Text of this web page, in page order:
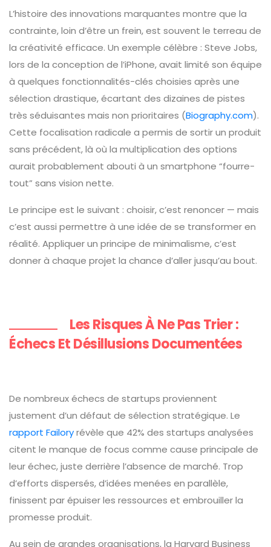
L’histoire des innovations marquantes montre que la
contrainte, loin d’être un frein, est souvent le terreau de
la créativité efficace. Un exemple célèbre : Steve Jobs,
lors de la conception de l’iPhone, avait limité son équipe
à quelques fonctionnalités-clés choisies après une
sélection drastique, écartant des dizaines de pistes
très séduisantes mais non prioritaires (Biography.com).
Cette focalisation radicale a permis de sortir un produit
sans précédent, là où la multiplication des options
aurait probablement abouti à un smartphone “fourre-
tout” sans vision nette.
Le principe est le suivant : choisir, c’est renoncer — mais
c’est aussi permettre à une idée de se transformer en
réalité. Appliquer un principe de minimalisme, c’est
donner à chaque projet la chance d’aller jusqu’au bout.
Les Risques À Ne Pas Trier :
Échecs Et Désillusions Documentées
De nombreux échecs de startups proviennent
justement d’un défaut de sélection stratégique. Le
rapport Failoryrévèle que 42% des startups analysées
citent le manque de focus comme cause principale de
leur échec, juste derrière l’absence de marché. Trop
d’efforts dispersés, d’idées menées en parallèle,
finissent par épuiser les ressources et embrouiller la
promesse produit.
Au sein de grandes organisations, la Harvard Business